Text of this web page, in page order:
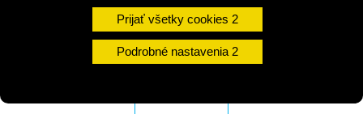
Prijať všetky cookies
Podrobné nastavenia
DO KOŠÍKA